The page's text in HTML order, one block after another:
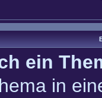
ein
in